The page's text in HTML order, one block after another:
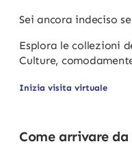
Sei ancora indeciso
Esplora le collezioni
Culture,
Inizia visita virtuale
Come arrivare